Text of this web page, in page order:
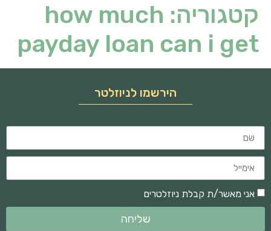
קטגוריה: how much
payday loan can i get
הירשמו לניוזלטר
אני מאשר/ת קבלת ניוזלטרים
שליחה